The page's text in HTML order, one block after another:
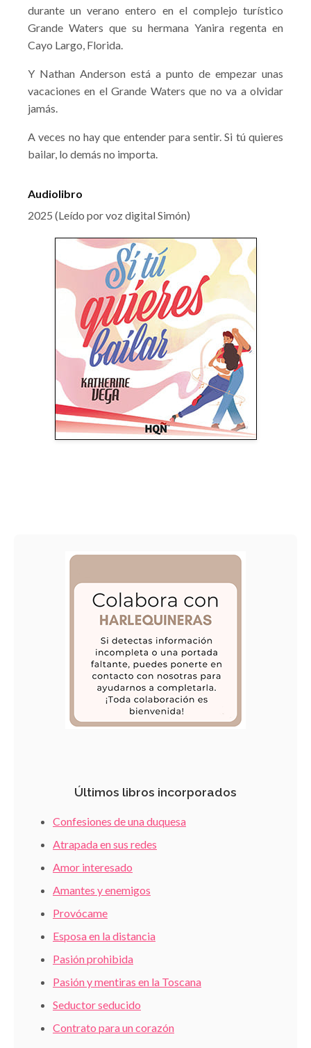
durante un verano entero en el complejo turístico
Grande Waters que su hermana Yanira regenta en
Cayo Largo, Florida.
Y Nathan Anderson está a punto de empezar unas
vacaciones en el Grande Waters que no va a olvidar
jamás.
A veces no hay que entender para sentir. Si tú quieres
bailar, lo demás no importa.
Audiolibro
2025 (Leído por voz digital Simón)
Últimos libros incorporados
Confesiones de una duquesa
Atrapada en sus redes
Amor interesado
Amantes y enemigos
Provócame
Esposa en la distancia
Pasión prohibida
Pasión y mentiras en la Toscana
Seductor seducido
Contrato para un corazón